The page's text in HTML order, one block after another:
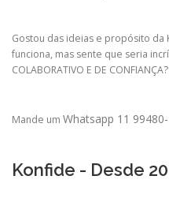
Gostou das ideias e propósito da
funciona, mas sente que seria
COLABORATIVO E DE CONFIANÇA?
Mande um Whatsapp 11
Konfide - Desde